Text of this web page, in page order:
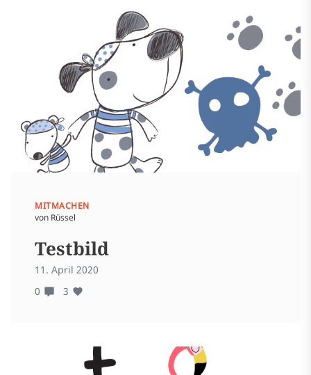
MITMACHEN
von Rüssel
Testbild
11. April 2020
0
3